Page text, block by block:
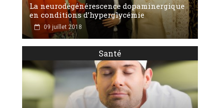
La neurodégénérescence dopaminergique
en conditions d’hyperglycémie
09 juillet 2018
Santé